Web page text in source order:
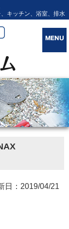
キッチン、浴室、排水
日：2019/04/21